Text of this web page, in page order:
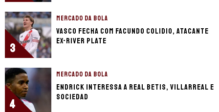
3
MERCADO DA BOLA
Vasco fecha com Facundo Colidio, atacante
ex-River Plate
4
MERCADO DA BOLA
Endrick interessa a Real Betis, Villarreal e
Sociedad